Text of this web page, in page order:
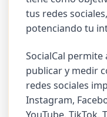
tus redes
potenciando tu
SocialCal permite
publicar y medir
redes sociales
Instagram,